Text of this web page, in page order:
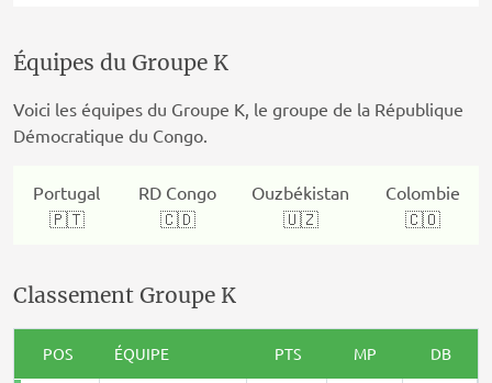
Équipes du Groupe K
Voici les équipes du Groupe K, le groupe de la République
Démocratique du Congo.
Portugal
🇵🇹
RD Congo
🇨🇩
Ouzbékistan
🇺🇿
Colombie
🇨🇴
Classement Groupe K
POS ÉQUIPE PTS MP DB